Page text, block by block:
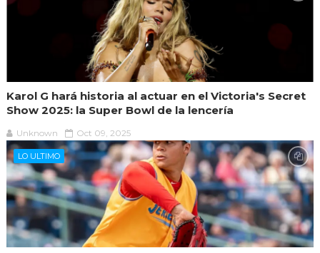
Karol G hará historia al actuar en el Victoria's Secret
Show 2025: la Super Bowl de la lencería
Unknown Oct 09, 2025
LO ULTIMO